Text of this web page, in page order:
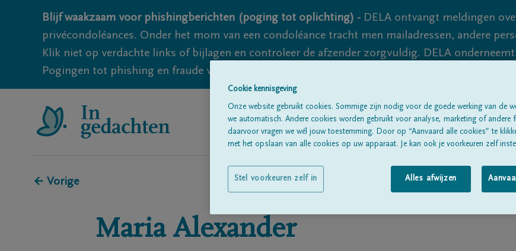
Blijf waakzaam voor phishingberichten (poging tot oplichting) - DELA ontvangt meldingen
privécondoléances. Onder het mom van een condoléance tracht men mailadressen, andere
Klik niet op verdachte links of bijlagen en controleer de afzender zorgvuldig. DELA
Pogingen tot phishing en fraude vallen echter nooit volledig uit te sluiten, dus blijf waakzaam.
Alle rouwberichten Over
← Vorige
Maria Alexander
Cookie kennisgeving
Onze website gebruikt cookies. Sommige zijn nodig voor de goede werking van de
we automatisch. Andere cookies worden gebruikt voor analyse, marketing of andere
daarvoor vragen we wél jouw toestemming. Door op “Aanvaard alle cookies” te
met het opslaan van alle cookies op uw apparaat. Je kan ook je voorkeuren zelf
Alles afwijzen
Stel voorkeuren zelf in